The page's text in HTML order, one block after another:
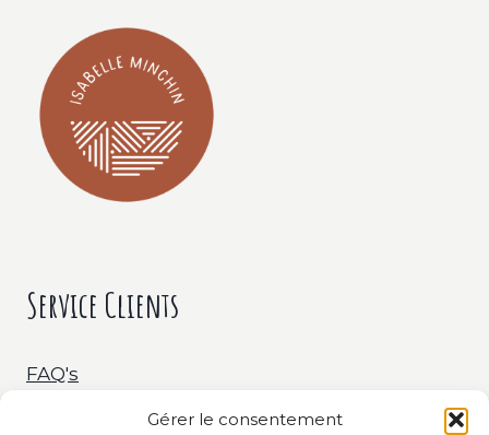
Gérer le consentement
Service Clients
FAQ's